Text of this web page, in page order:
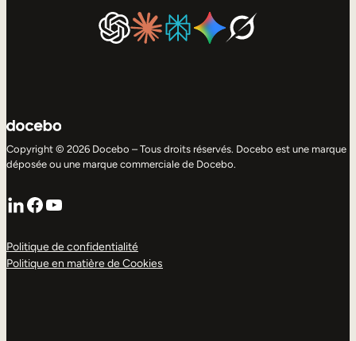
Copyright © 2026 Docebo – Tous droits réservés. Docebo est une marque
déposée ou une marque commerciale de Docebo.
LinkedIn
Facebook
YouTube
Politique de confidentialité
Politique en matière de Cookies